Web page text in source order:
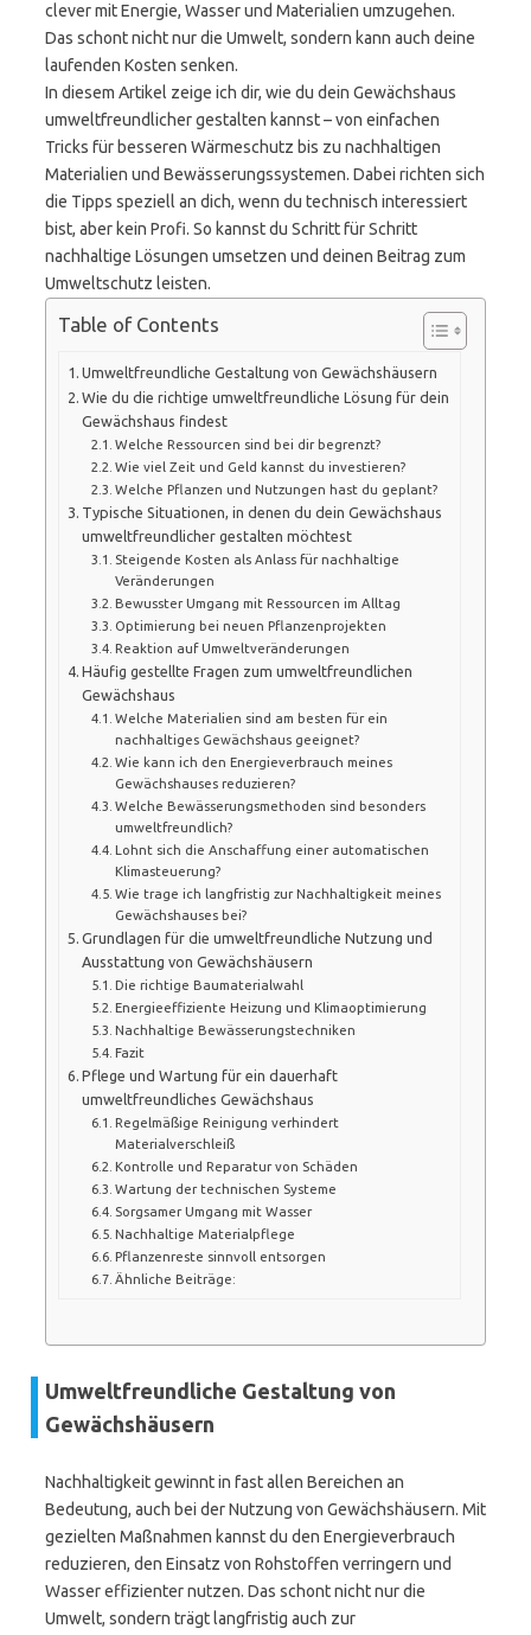
clever mit Energie, Wasser und Materialien umzugehen.
Das schont nicht nur die Umwelt, sondern kann auch deine
laufenden Kosten senken.
In diesem Artikel zeige ich dir, wie du dein Gewächshaus
umweltfreundlicher gestalten kannst – von einfachen
Tricks für besseren Wärmeschutz bis zu nachhaltigen
Materialien und Bewässerungssystemen. Dabei richten sich
die Tipps speziell an dich, wenn du technisch interessiert
bist, aber kein Profi. So kannst du Schritt für Schritt
nachhaltige Lösungen umsetzen und deinen Beitrag zum
Umweltschutz leisten.
Table of Contents
Umweltfreundliche Gestaltung von Gewächshäusern
Wie du die richtige umweltfreundliche Lösung für dein
Gewächshaus findest
Welche Ressourcen sind bei dir begrenzt?
Wie viel Zeit und Geld kannst du investieren?
Welche Pflanzen und Nutzungen hast du geplant?
Typische Situationen, in denen du dein Gewächshaus
umweltfreundlicher gestalten möchtest
Steigende Kosten als Anlass für nachhaltige
Veränderungen
Bewusster Umgang mit Ressourcen im Alltag
Optimierung bei neuen Pflanzenprojekten
Reaktion auf Umweltveränderungen
Häufig gestellte Fragen zum umweltfreundlichen
Gewächshaus
Welche Materialien sind am besten für ein
nachhaltiges Gewächshaus geeignet?
Wie kann ich den Energieverbrauch meines
Gewächshauses reduzieren?
Welche Bewässerungsmethoden sind besonders
umweltfreundlich?
Lohnt sich die Anschaffung einer automatischen
Klimasteuerung?
Wie trage ich langfristig zur Nachhaltigkeit meines
Gewächshauses bei?
Grundlagen für die umweltfreundliche Nutzung und
Ausstattung von Gewächshäusern
Die richtige Baumaterialwahl
Energieeffiziente Heizung und Klimaoptimierung
Nachhaltige Bewässerungstechniken
Fazit
Pflege und Wartung für ein dauerhaft
umweltfreundliches Gewächshaus
Regelmäßige Reinigung verhindert
Materialverschleiß
Kontrolle und Reparatur von Schäden
Wartung der technischen Systeme
Sorgsamer Umgang mit Wasser
Nachhaltige Materialpflege
Pflanzenreste sinnvoll entsorgen
Ähnliche Beiträge:
Umweltfreundliche Gestaltung von
Gewächshäusern
Nachhaltigkeit gewinnt in fast allen Bereichen an
Bedeutung, auch bei der Nutzung von Gewächshäusern. Mit
gezielten Maßnahmen kannst du den Energieverbrauch
reduzieren, den Einsatz von Rohstoffen verringern und
Wasser effizienter nutzen. Das schont nicht nur die
Umwelt, sondern trägt langfristig auch zur